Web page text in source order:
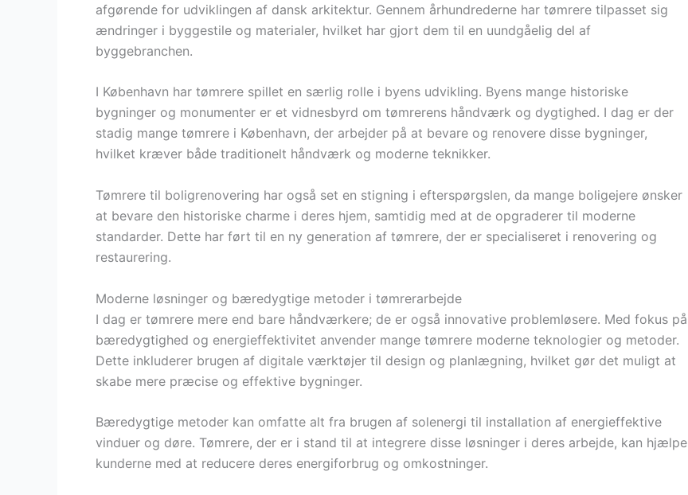
afgørende for udviklingen af dansk arkitektur. Gennem århundrederne har tømrere tilpasset sig
ændringer i byggestile og materialer, hvilket har gjort dem til en uundgåelig del af
byggebranchen.
I København har tømrere spillet en særlig rolle i byens udvikling. Byens mange historiske
bygninger og monumenter er et vidnesbyrd om tømrerens håndværk og dygtighed. I dag er der
stadig mange tømrere i København, der arbejder på at bevare og renovere disse bygninger,
hvilket kræver både traditionelt håndværk og moderne teknikker.
Tømrere til boligrenovering har også set en stigning i efterspørgslen, da mange boligejere ønsker
at bevare den historiske charme i deres hjem, samtidig med at de opgraderer til moderne
standarder. Dette har ført til en ny generation af tømrere, der er specialiseret i renovering og
restaurering.
Moderne løsninger og bæredygtige metoder i tømrerarbejde
I dag er tømrere mere end bare håndværkere; de er også innovative problemløsere. Med fokus på
bæredygtighed og energieffektivitet anvender mange tømrere moderne teknologier og metoder.
Dette inkluderer brugen af digitale værktøjer til design og planlægning, hvilket gør det muligt at
skabe mere præcise og effektive bygninger.
Bæredygtige metoder kan omfatte alt fra brugen af solenergi til installation af energieffektive
vinduer og døre. Tømrere, der er i stand til at integrere disse løsninger i deres arbejde, kan hjælpe
kunderne med at reducere deres energiforbrug og omkostninger.